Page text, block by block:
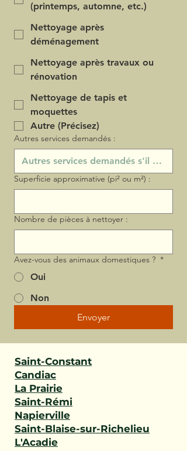
(printemps, automne, etc.)
Nettoyage après
déménagement
Nettoyage après travaux ou
rénovation
Nettoyage de tapis et
moquettes
Autre (Précisez)
Autres services demandés :
Superficie approximative (pi² ou m²) :
Nombre de pièces à nettoyer :
Avez-vous des animaux domestiques ? *
Oui
Non
Envoyer
Saint-Constant
Candiac
La Prairie
Saint-Rémi
Napierville
Saint-Blaise-sur-Richelieu
L'Acadie